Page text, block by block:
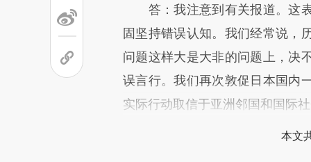
答：我注意到有关报道。这表
固坚持错误认知。我们经常说，
问题这样大是大非的问题上，决
误言行。我们再次敦促日本国内
实际行动取信于亚洲邻国和国际社
本文